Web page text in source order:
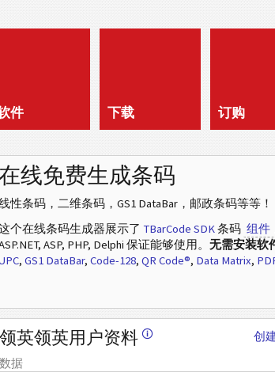
件 下载 订购
线免费生成条码
性条码，二维条码，GS1 DataBar，邮政条码等等！
个在线条码生成器展示了 TBarCode SDK条码 组件
ASP, PHP, Delphi 保证能够使用。 无需安装软
, GS1 DataBar, Code-128, QR Code®, Data Matrix,
创
领英领英用户资料 🛈
数据